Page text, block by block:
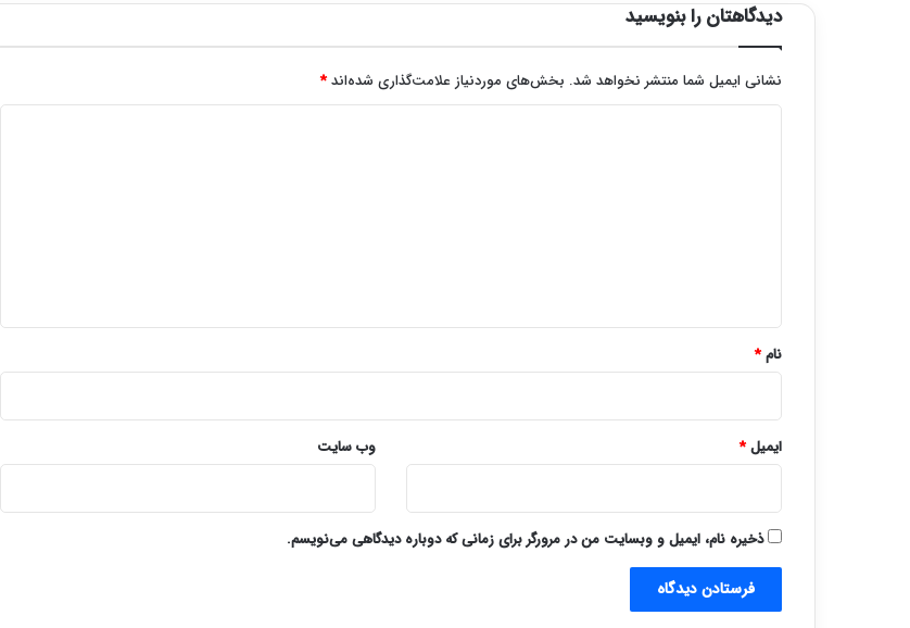
دیدگاهتان را بنویسید
نشانی ایمیل شما منتشر نخواهد شد. بخش‌های موردنیاز علامت‌گذاری شده‌اند*
نام*
ایمیل* وب‌ سایت
ذخیره نام، ایمیل و وبسایت من در مرورگر برای زمانی که دوباره دیدگاهی می‌نویسم.